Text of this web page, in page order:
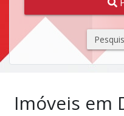
Imóveis em